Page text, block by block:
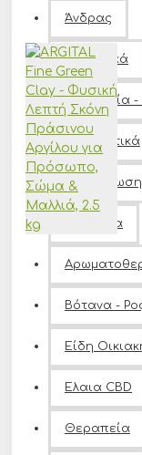
Άνδρας
Αντηλιακά
Αντισηψία
Αποσμητικά
Αποτρίχωση
Αρώματα
Βότανα -
Είδη
Ελαια CBD
Θεραπεία
ARGITAL Fine
Green Clay -
Φυσική
Λεπτή Σκόνη
Πράσινου
Αργίλου για
Σώμα &
Μαλλιά, 2.5
kg